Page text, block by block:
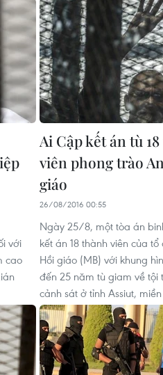
với
cao
Ai Cập kết án tù
viên phong trào
giáo
26/08/2016 00:55
Ngày 25/8, một tòa án
kết án 18 thành viên của
Hồi giáo (MB) với khung
đến 25 năm tù giam về tội
cảnh sát ở tỉnh Assiut,